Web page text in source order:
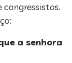
a senhora